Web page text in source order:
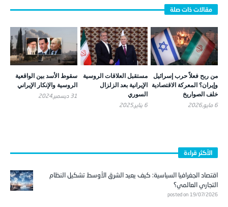
من ربح فعلاً حرب إسرائيل
وإيران؟ المعركة الاقتصادية
خلف الصواريخ
6 مايو,2026
مستقبل العلاقات الروسية
الإيرانية بعد الزلزال
السوري
6 يناير,2025
سقوط الأسد بين الواقعية
الروسية والإنكار الإيراني
31 ديسمبر,2024
الأكثر قراءة
اقتصاد الجغرافيا السياسية: كيف يعيد الشرق الأوسط تشكيل النظام
التجاري العالمي؟
posted on 19/07/2026